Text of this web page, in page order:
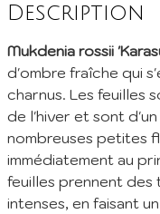
Description
Mukdenia rossii
d'ombre fraîche qui
charnus. Les feuilles
de l'hiver et sont
nombreuses petites
immédiatement au
feuilles prennent
intenses, en faisant